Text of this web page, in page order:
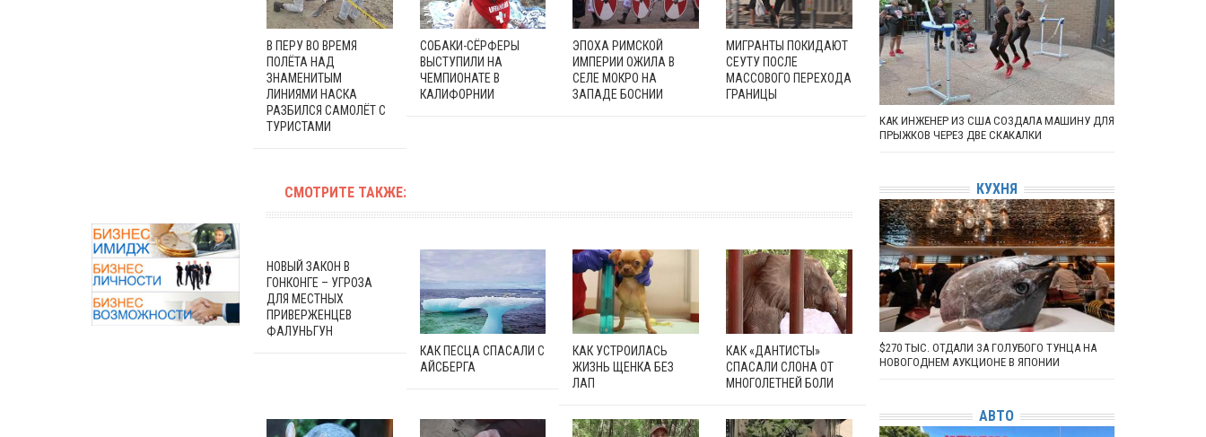
В ПЕРУ ВО ВРЕМЯ
ПОЛЁТА НАД
ЗНАМЕНИТЫМ
ЛИНИЯМИ НАСКА
РАЗБИЛСЯ САМОЛЁТ С
ТУРИСТАМИ
СОБАКИ-СЁРФЕРЫ
ВЫСТУПИЛИ НА
ЧЕМПИОНАТЕ В
КАЛИФОРНИИ
ЭПОХА РИМСКОЙ
ИМПЕРИИ ОЖИЛА В
СЕЛЕ МОКРО НА
ЗАПАДЕ БОСНИИ
МИГРАНТЫ ПОКИДАЮТ
СЕУТУ ПОСЛЕ
МАССОВОГО ПЕРЕХОДА
ГРАНИЦЫ
СМОТРИТЕ ТАКЖЕ:
НОВЫЙ ЗАКОН В
ГОНКОНГЕ – УГРОЗА
ДЛЯ МЕСТНЫХ
ПРИВЕРЖЕНЦЕВ
ФАЛУНЬГУН
КАК ПЕСЦА СПАСАЛИ С
АЙСБЕРГА
КАК УСТРОИЛАСЬ
ЖИЗНЬ ЩЕНКА БЕЗ
ЛАП
КАК «ДАНТИСТЫ»
СПАСАЛИ СЛОНА ОТ
МНОГОЛЕТНЕЙ БОЛИ
КАК ИНЖЕНЕР ИЗ США СОЗДАЛА МАШИНУ ДЛЯ
ПРЫЖКОВ ЧЕРЕЗ ДВЕ СКАКАЛКИ
КУХНЯ
$270 ТЫС. ОТДАЛИ ЗА ГОЛУБОГО ТУНЦА НА
НОВОГОДНЕМ АУКЦИОНЕ В ЯПОНИИ
АВТО